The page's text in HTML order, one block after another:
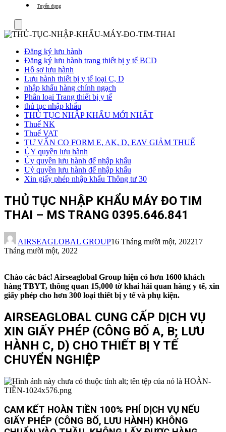
Tuyển dụng
Đăng ký lưu hành
Đăng ký lưu hành trang thiết bị y tế BCD
Hồ sơ lưu hành
Lưu hành thiết bị y tế loại C, D
nhập khẩu hàng chính ngạch
Phân loại Trang thiết bị y tế
thủ tục nhập khẩu
THỦ TỤC NHẬP KHẨU MỚI NHẤT
Thuế NK
Thuế VAT
TƯ VẤN CO FORM E, AK, D, EAV GIẢM THUẾ
ỦY quyền lưu hành
Ủy quyền lưu hành để nhập khẩu
Uỷ quyền lưu hành để nhập khẩu
Xin giấy phép nhập khẩu Thông tư 30
THỦ TỤC NHẬP KHẨU MÁY ĐO TIM
THAI – MS TRANG 0395.646.841
AIRSEAGLOBAL GROUP16 Tháng mười một, 202217
Tháng mười một, 2022
Chào các bác! Airseaglobal Group hiện có hơn 1600 khách
hàng TBYT, thông quan 15,000 tờ khai hải quan hàng y tế, xin
giấy phép cho hơn 300 loại thiết bị y tế và phụ kiện.
AIRSEAGLOBAL CUNG CẤP DỊCH VỤ
XIN GIẤY PHÉP (CÔNG BỐ A, B; LƯU
HÀNH C, D) CHO THIẾT BỊ Y TẾ
CHUYỂN NGHIỆP
CAM KẾT HOÀN TIỀN 100% PHÍ DỊCH VỤ NẾU
GIẤY PHÉP (CÔNG BỐ, LƯU HÀNH) KHÔNG